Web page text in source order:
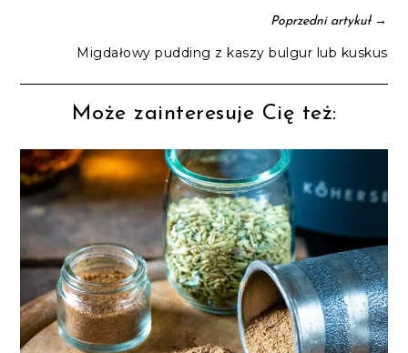
Poprzedni artykuł→
Migdałowy pudding z kaszy bulgur lub kuskus
Może zainteresuje Cię też: